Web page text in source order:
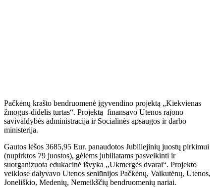
Pačkėnų krašto bendruomenė įgyvendino projektą „Kiekvienas
žmogus-didelis turtas“. Projektą finansavo Utenos rajono
savivaldybės administracija ir Socialinės apsaugos ir darbo
ministerija.
Gautos lėšos 3685,95 Eur. panaudotos Jubiliejinių juostų pirkimui
(nupirktos 79 juostos), gėlėms jubiliatams pasveikinti ir
suorganizuota edukacinė išvyka ,,Ukmergės dvarai“. Projekto
veiklose dalyvavo Utenos seniūnijos Pačkėnų, Vaikutėnų, Utenos,
Joneliškio, Medenių, Nemeikščių bendruomenių nariai.